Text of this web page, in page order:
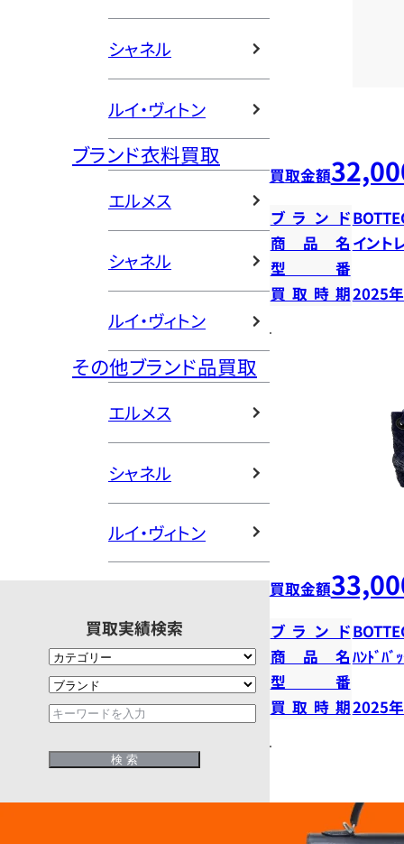
シャネル
ルイ・ヴィトン
ブランド衣料買取
エルメス
シャネル
ルイ・ヴィトン
その他ブランド品買取
エルメス
シャネル
ルイ・ヴィトン
買取実績検索
買取金額
ブランド
商品名 イント
型番
買取時期2025
買取金額
ブランド
商品名ﾊﾝﾄﾞﾊﾞ
型番
買取時期2025